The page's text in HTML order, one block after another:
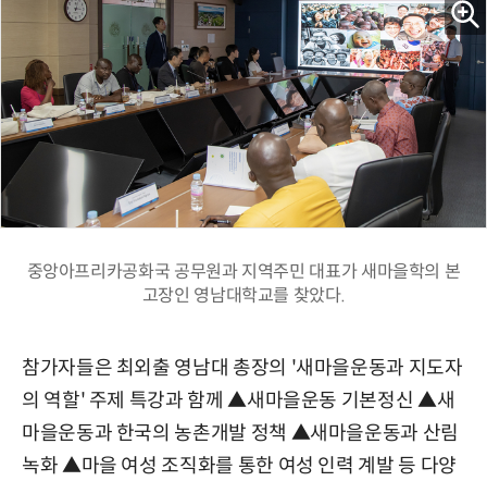
중앙아프리카공화국 공무원과 지역주민 대표가 새마을학의 본
고장인 영남대학교를 찾았다.
참가자들은 최외출 영남대 총장의 '새마을운동과 지도자
의 역할' 주제 특강과 함께 ▲새마을운동 기본정신 ▲새
마을운동과 한국의 농촌개발 정책 ▲새마을운동과 산림
녹화 ▲마을 여성 조직화를 통한 여성 인력 계발 등 다양